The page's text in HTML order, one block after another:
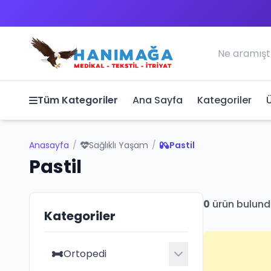
Tüm Kategoriler Ana Sayfa Kategoriler
Anasayfa / Sağlıklı Yaşam / Pastil
Pastil
Kategoriler
Ortopedi
0 ürün